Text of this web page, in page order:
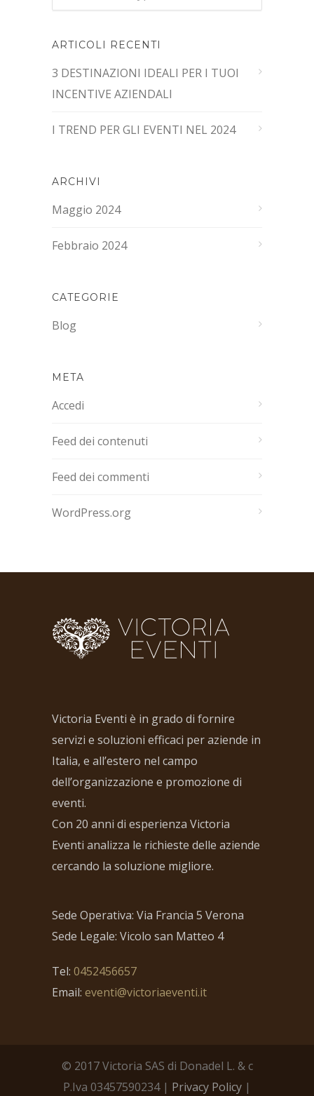
ARTICOLI RECENTI
3 DESTINAZIONI IDEALI PER I TUOI
INCENTIVE AZIENDALI
I TREND PER GLI EVENTI NEL 2024
ARCHIVI
Maggio 2024
Febbraio 2024
CATEGORIE
Blog
META
Accedi
Feed dei contenuti
Feed dei commenti
WordPress.org
Victoria Eventi è in grado di fornire
servizi e soluzioni efficaci per aziende in
Italia, e all’estero nel campo
dell’organizzazione e promozione di
eventi.
Con 20 anni di esperienza Victoria
Eventi analizza le richieste delle aziende
cercando la soluzione migliore.
Sede Operativa: Via Francia 5 Verona
Sede Legale: Vicolo san Matteo 4
Tel: 0452456657
Email: eventi@victoriaeventi.it
© 2017 Victoria SAS di Donadel L. & c
P.Iva 03457590234 | Privacy Policy |